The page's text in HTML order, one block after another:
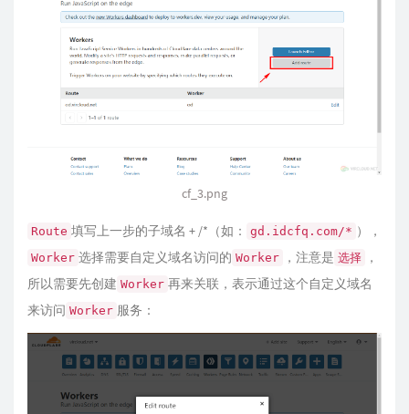
cf_3.png
Route 填写上一步的子域名 + /*（如： gd.idcfq.com/* ），
Worker 选择需要自定义域名访问的 Worker ，注意是 选择
，
所以需要先创建 Worker 再来关联，表示通过这个自定义域名
来访问 Worker 服务：